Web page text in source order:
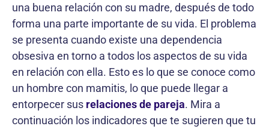
una buena relación con su madre, después de todo
forma una parte importante de su vida. El problema
se presenta cuando existe una dependencia
obsesiva en torno a todos los aspectos de su vida
en relación con ella. Esto es lo que se conoce como
un hombre con mamitis, lo que puede llegar a
entorpecer sus relaciones de pareja. Mira a
continuación los indicadores que te sugieren que tu